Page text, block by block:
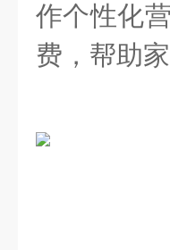
作个性化
费，帮助